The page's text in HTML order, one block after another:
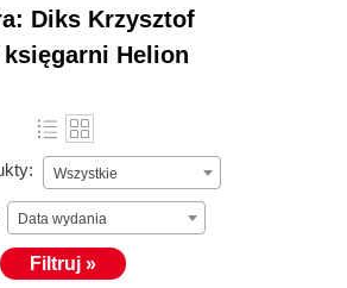
Diks Krzysztof
Helion
Wszystkie
Data wydania
Filtruj »